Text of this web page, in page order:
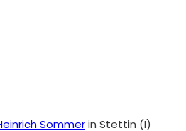
Sommerin Stettin (I)